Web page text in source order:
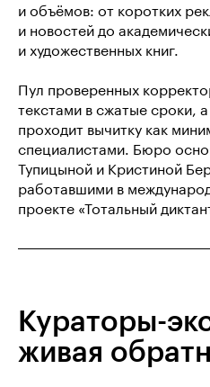
и объёмов: от коротких
и новостей до
и художественных книг.
Пул проверенных
текстами в сжатые сроки,
проходит вычитку как
специалистами. Бюро
Тупицыной и Кристиной
работавшими в
проекте «Тотальный
Кураторы-
живая